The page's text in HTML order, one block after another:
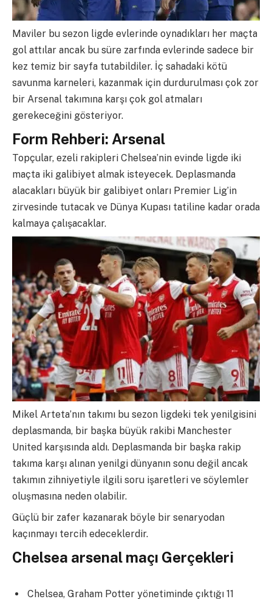
Maviler bu sezon ligde evlerinde oynadıkları her maçta
gol attılar ancak bu süre zarfında evlerinde sadece bir
kez temiz bir sayfa tutabildiler. İç sahadaki kötü
savunma karneleri, kazanmak için durdurulması çok zor
bir Arsenal takımına karşı çok gol atmaları
gerekeceğini gösteriyor.
Form Rehberi: Arsenal
Topçular, ezeli rakipleri Chelsea’nin evinde ligde iki
maçta iki galibiyet almak isteyecek. Deplasmanda
alacakları büyük bir galibiyet onları Premier Lig’in
zirvesinde tutacak ve Dünya Kupası tatiline kadar orada
kalmaya çalışacaklar.
Mikel Arteta’nın takımı bu sezon ligdeki tek yenilgisini
deplasmanda, bir başka büyük rakibi Manchester
United karşısında aldı. Deplasmanda bir başka rakip
takıma karşı alınan yenilgi dünyanın sonu değil ancak
takımın zihniyetiyle ilgili soru işaretleri ve söylemler
oluşmasına neden olabilir.
Güçlü bir zafer kazanarak böyle bir senaryodan
kaçınmayı tercih edeceklerdir.
Chelsea arsenal maçı Gerçekleri
Chelsea, Graham Potter yönetiminde çıktığı 11